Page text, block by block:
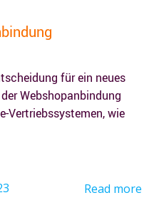
für ein neues
Webshopanbindung
Vertriebssystemen, wie
Read more